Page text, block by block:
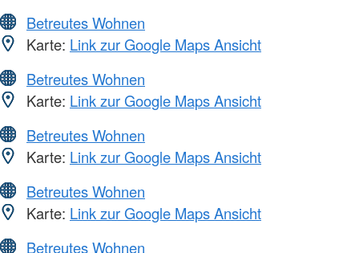
Betreutes Wohnen
Karte: Link zur Google Maps Ansicht
Betreutes Wohnen
Karte: Link zur Google Maps Ansicht
Betreutes Wohnen
Karte: Link zur Google Maps Ansicht
Betreutes Wohnen
Karte: Link zur Google Maps Ansicht
Betreutes Wohnen